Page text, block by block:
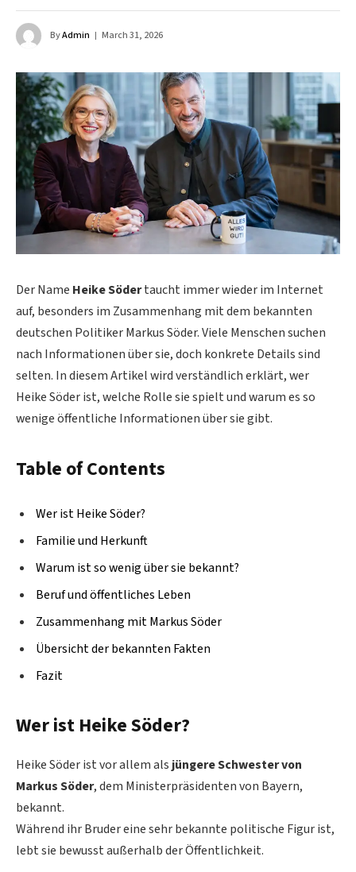
ByAdmin March 31, 2026
Der Name Heike Södertaucht immer wieder im Internet
auf, besonders im Zusammenhang mit dem bekannten
deutschen Politiker Markus Söder. Viele Menschen suchen
nach Informationen über sie, doch konkrete Details sind
selten. In diesem Artikel wird verständlich erklärt, wer
Heike Söder ist, welche Rolle sie spielt und warum es so
wenige öffentliche Informationen über sie gibt.
Table of Contents
Wer ist Heike Söder?
Familie und Herkunft
Warum ist so wenig über sie bekannt?
Beruf und öffentliches Leben
Zusammenhang mit Markus Söder
Übersicht der bekannten Fakten
Fazit
Wer ist Heike Söder?
Heike Söder ist vor allem als jüngere Schwester von
Markus Söder, dem Ministerpräsidenten von Bayern,
bekannt.
Während ihr Bruder eine sehr bekannte politische Figur ist,
lebt sie bewusst außerhalb der Öffentlichkeit.